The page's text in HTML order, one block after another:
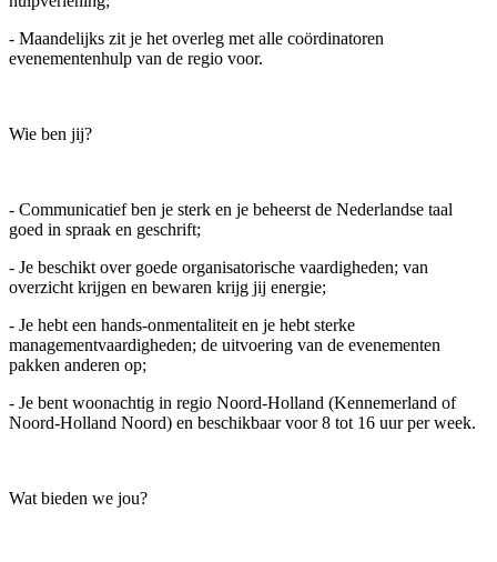
- Maandelijks zit je het overleg met alle coördinatoren
evenementenhulp van de regio voor.
Wie ben jij?
- Communicatief ben je sterk en je beheerst de Nederlandse taal
goed in spraak en geschrift;
- Je beschikt over goede organisatorische vaardigheden; van
overzicht krijgen en bewaren krijg jij energie;
- Je hebt een hands-onmentaliteit en je hebt sterke
managementvaardigheden; de uitvoering van de evenementen
pakken anderen op;
- Je bent woonachtig in regio Noord-Holland (Kennemerland of
Noord-Holland Noord) en beschikbaar voor 8 tot 16 uur per week.
Wat bieden we jou?